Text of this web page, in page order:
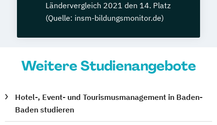
Ländervergleich 2021 den 14. Platz
(Quelle: insm-bildungsmonitor.de)
Weitere Studienangebote
Hotel-, Event- und Tourismusmanagement in Baden-
Baden studieren